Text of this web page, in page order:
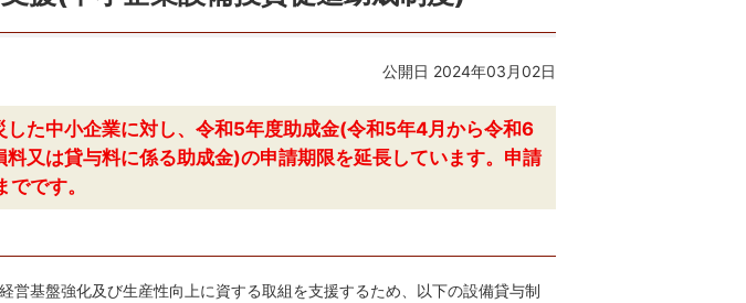
公開日 2024年03月02日
た中小企業に対し、令和5年度助成金(令和5年4月から令和6
又は貸与料に係る助成金)の申請期限を延長しています。申請
です。
営基盤強化及び生産性向上に資する取組を支援するため、以下の設備貸与制